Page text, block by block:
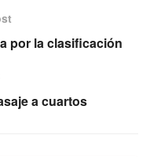
por la clasificación
a cuartos